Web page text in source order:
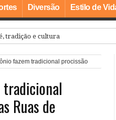
Diversão Estilo de
tradição e cultura na comunidade
fazem tradicional procissão
tradicional
Ruas de